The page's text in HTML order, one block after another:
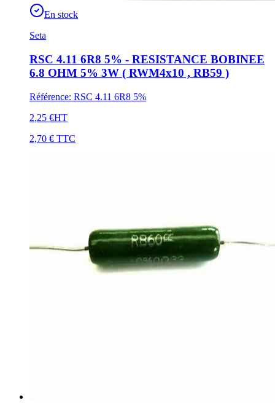
En stock
Seta
RSC 4.11 6R8 5% - RESISTANCE BOBINEE
6.8 OHM 5% 3W ( RWM4x10 , RB59 )
Référence: RSC 4.11 6R8 5%
2,25 €HT
2,70 € TTC